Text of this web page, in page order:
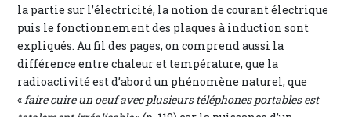
la partie sur l’électricité, la notion de courant électrique
puis le fonctionnement des plaques à induction sont
expliqués. Au fil des pages, on comprend aussi la
différence entre chaleur et température, que la
radioactivité est d’abord un phénomène naturel, que
« faire cuire un oeuf avec plusieurs téléphones portables est